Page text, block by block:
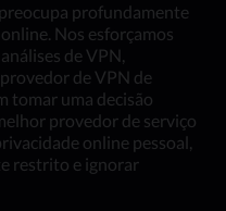
profundamente
Nos esforçamos
de VPN,
de VPN de
tomar uma decisão
provedor de serviço
online pessoal,
restrito e ignorar